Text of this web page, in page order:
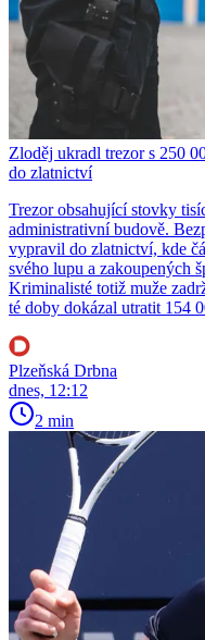
Zloděj ukradl trezor s 250
do zlatnictví
Trezor obsahující stovky
administrativní budově.
vypravil do zlatnictví, kde
svého lupu a zakoupených
Kriminalisté totiž muže
té doby dokázal utratit 154
Plzeňská Drbna
dnes, 12:12
2 min